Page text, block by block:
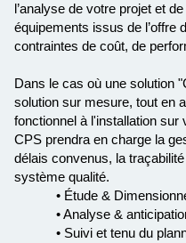
l’analyse de votre projet et
équipements issus de l’offre
contraintes de coût, de
Dans le cas où une solution
solution sur mesure, tout en
fonctionnel à l'installation
CPS prendra en charge la
délais convenus, la
système qualité.
• Étude &
• Analyse &
• Suivi et tenu du